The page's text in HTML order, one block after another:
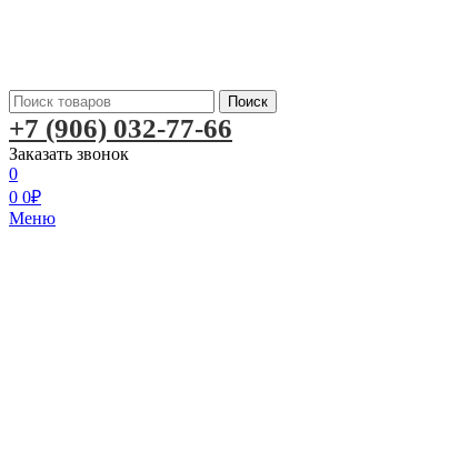
Поиск
+7 (906) 032-77-66
Заказать звонок
0
0 0₽
Меню